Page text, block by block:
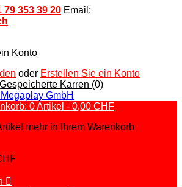
79 353 39 20 Email:
Konto
oder Erstellen Sie ein Konto
Karren (0)
0Artikel - 0,00 CHF
mehr in Ihrem Warenkorb
